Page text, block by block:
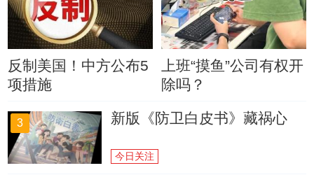
反制美国！中方公布5
项措施
上班“摸鱼”公司有权开
除吗？
3 新版《防卫白皮书》藏祸心
今日关注